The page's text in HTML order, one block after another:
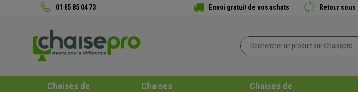
01 85 85 04 73 Envoi gratuit de vos achats Retour sous
Chaises de
Chaises
Chaises de